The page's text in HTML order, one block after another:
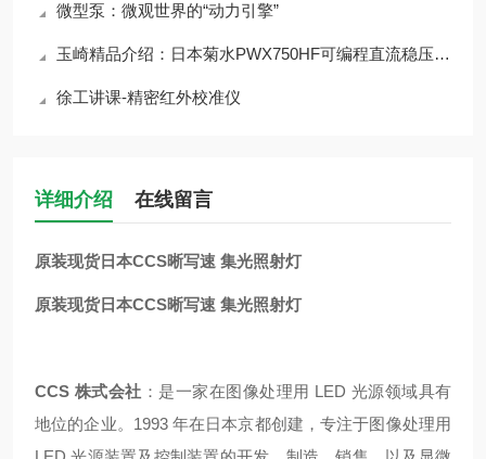
微型泵：微观世界的“动力引擎”
玉崎精品介绍：日本菊水PWX750HF可编程直流稳压电源
徐工讲课-精密红外校准仪
详细介绍 在线留言
原装现货日本CCS晰写速 集光照射灯
原装现货日本CCS晰写速 集光照射灯
CCS 株式会社 ：是一家在图像处理用 LED 光源领域具有
地位的企业。1993 年在日本京都创建，专注于图像处理用